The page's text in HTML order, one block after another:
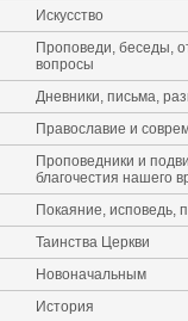
Искусство
Проповеди, беседы,
вопросы
Дневники, письма,
Православие и
Проповедники и
благочестия нашего
Покаяние, исповедь,
Таинства Церкви
Новоначальным
История